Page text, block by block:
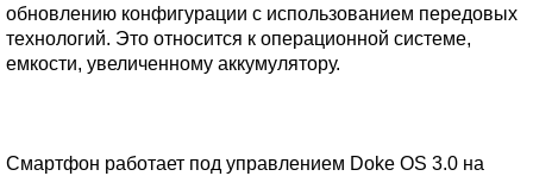
обновлению конфигурации с использованием передовых
технологий. Это относится к операционной системе,
емкости, увеличенному аккумулятору.
Смартфон работает под управлением Doke OS 3.0 на